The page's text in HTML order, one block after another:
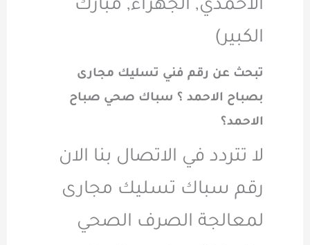
الاحمدي, الجهراء, مبارك
الكبير)
تبحث عن رقم فني تسليك مجارى
بصباح الاحمد ؟ سباك صحي صباح
الاحمد؟
لا تتردد في الاتصال بنا الان
رقم سباك تسليك مجارى
لمعالجة الصرف الصحي